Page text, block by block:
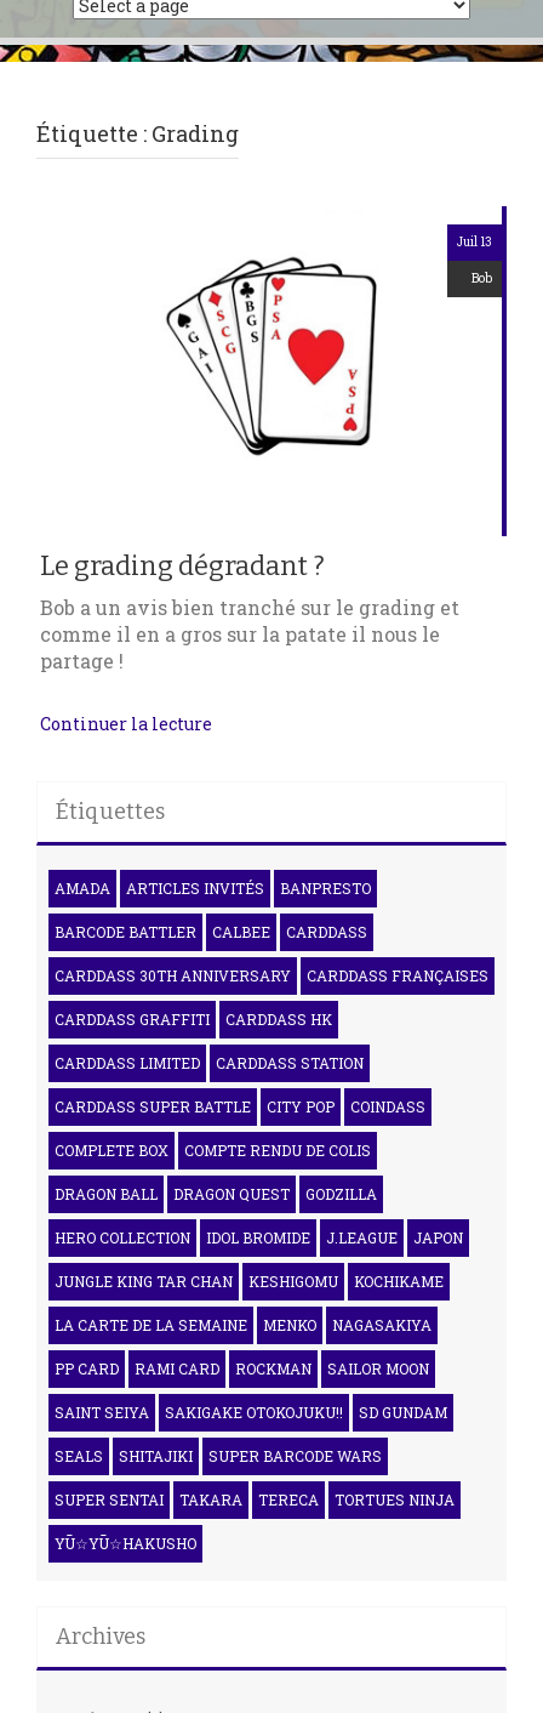
Étiquette : Grading
Juil 13
Bob
Le grading dégradant ?
Bob a un avis bien tranché sur le grading et
comme il en a gros sur la patate il nous le
partage !
Continuer la lecture
Étiquettes
AMADA ARTICLES INVITÉS BANPRESTO
BARCODE BATTLER CALBEE CARDDASS
CARDDASS 30TH ANNIVERSARY CARDDASS FRANÇAISES
CARDDASS GRAFFITI CARDDASS HK
CARDDASS LIMITED CARDDASS STATION
CARDDASS SUPER BATTLE CITY POP COINDASS
COMPLETE BOX COMPTE RENDU DE COLIS
DRAGON BALL DRAGON QUEST GODZILLA
HERO COLLECTION IDOL BROMIDE J.LEAGUE JAPON
JUNGLE KING TAR CHAN KESHIGOMU KOCHIKAME
LA CARTE DE LA SEMAINE MENKO NAGASAKIYA
PP CARD RAMI CARD ROCKMAN SAILOR MOON
SAINT SEIYA SAKIGAKE OTOKOJUKU!! SD GUNDAM
SEALS SHITAJIKI SUPER BARCODE WARS
SUPER SENTAI TAKARA TERECA TORTUES NINJA
YŪ☆YŪ☆HAKUSHO
Archives